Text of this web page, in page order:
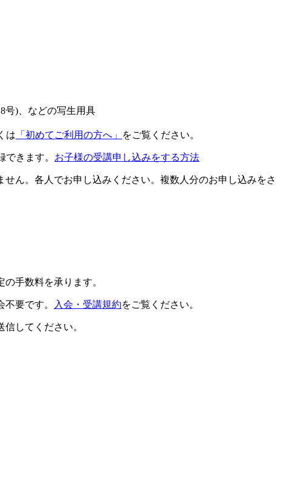
号)、などの写生用具
は 「初めてご利用の方へ」 をご覧ください。
きます。 お子様の受講申し込みをする方法
ん。各人でお申し込みください。複数人分のお申し込みをさ
手数料を承ります。
要です。 入会・受講規約をご覧ください。
してください。